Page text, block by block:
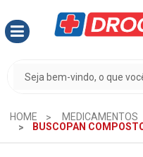
HOME MEDICAMENTOS
BUSCOPAN